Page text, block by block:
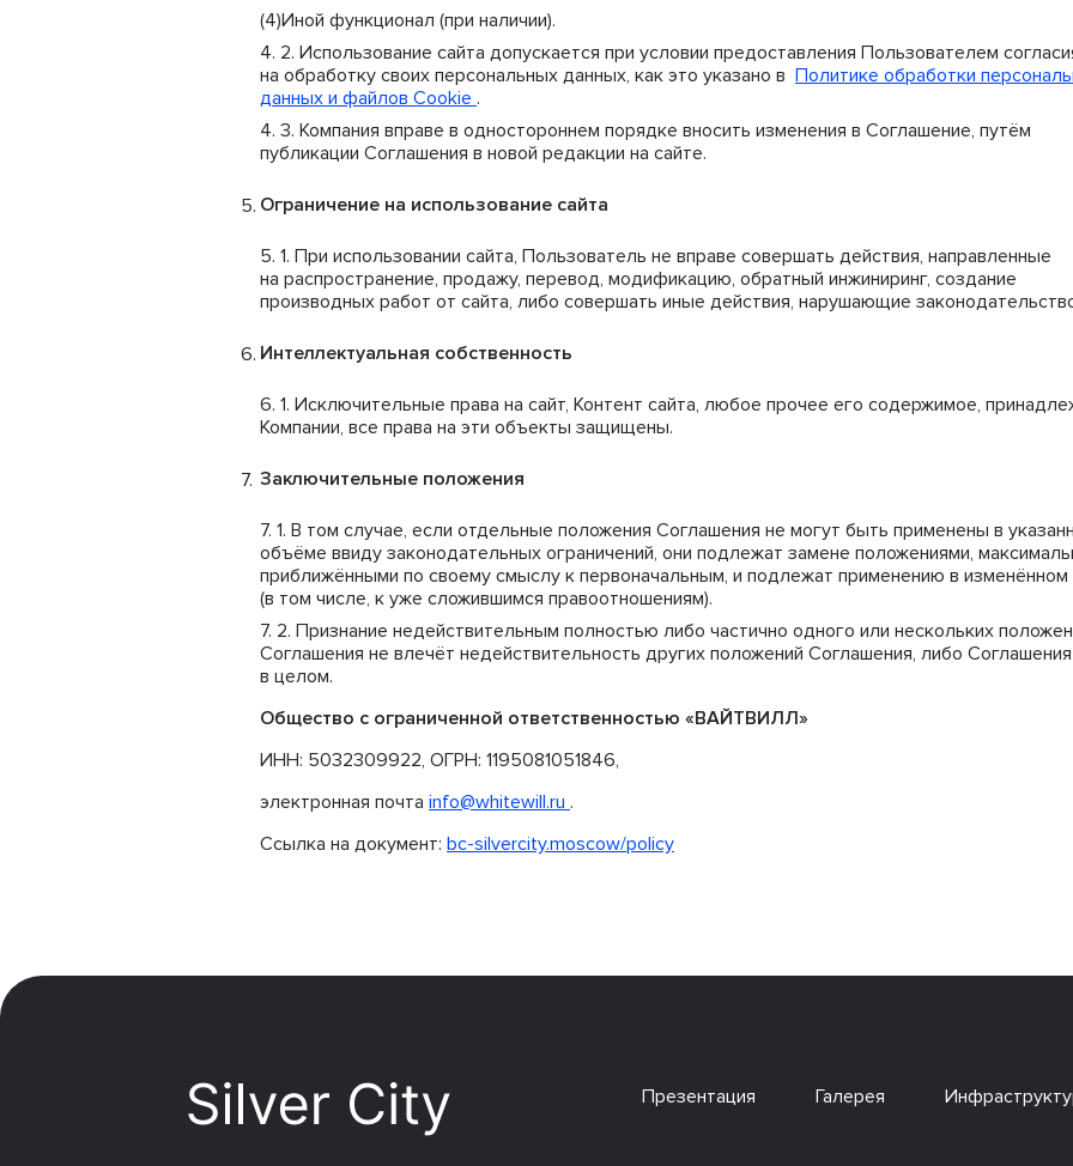
Иной функционал (при наличии).
Использование сайта допускается при условии предоставления Пользователем
на обработку своих персональных данных, как это указано в Политике обработки
данных и файлов Cookie .
Компания вправе в одностороннем порядке вносить изменения в Соглашение, путём
публикации Соглашения в новой редакции на сайте.
Ограничение на использование сайта
При использовании сайта, Пользователь не вправе совершать действия, направленные
на распространение, продажу, перевод, модификацию, обратный инжиниринг, создание
производных работ от сайта, либо совершать иные действия, нарушающие
Интеллектуальная собственность
Исключительные права на сайт, Контент сайта, любое прочее его содержимое,
Компании, все права на эти объекты защищены.
Заключительные положения
В том случае, если отдельные положения Соглашения не могут быть применены в
объёме ввиду законодательных ограничений, они подлежат замене положениями,
приближёнными по своему смыслу к первоначальным, и подлежат применению в изменённом
(в том числе, к уже сложившимся правоотношениям).
Признание недействительным полностью либо частично одного или нескольких
Соглашения не влечёт недействительность других положений Соглашения, либо Соглашения
в целом.
Общество с ограниченной ответственностью «ВАЙТВИЛЛ»
ИНН: 5032309922, ОГРН: 1195081051846,
электронная почта info@whitewill.ru .
Ссылка на документ: bc-silvercity.moscow/policy
Презентация Галерея